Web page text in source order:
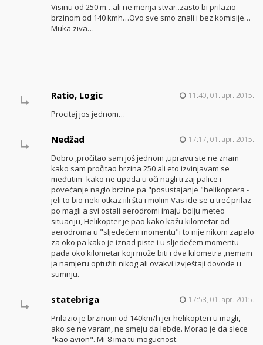
Visinu od 250 m…ali ne menja stvar..zasto bi prilazio
brzinom od 140 kmh…Ovo sve smo znali i bez komisije…
Muka ziva…
Ratio, Logic 11:40, 01. apr. 2015.
Procitaj jos jednom…
Nedžad 17:17, 01. apr. 2015.
Dobro ,pročitao sam još jednom ,upravu ste ne znam
kako sam pročitao brzina 250 ali eto izvinjavam se
međutim -kako ne upada u oči nagli trzaj palice i
povećanje naglo brzine pa "posustajanje "helikoptera -
jeli to bio neki otkaz iili šta i molim Vas ide se u treć prilaz
po magli a svi ostali aerodromi imaju bolju meteo
situaciju,.Helikopter je pao kako kažu kilometar od
aerodroma u "sljedećem momentu"i to nije nikom zapalo
za oko pa kako je iznad piste i u sljedećem momentu
pada oko kilometar koji može biti i dva kilometra ,nemam
ja namjeru optužiti nikog ali ovakvi izvještaji dovode u
sumnju.
statebriga 17:58, 01. apr. 2015.
Prilazio je brzinom od 140km/h jer helikopteri u magli,
ako se ne varam, ne smeju da lebde. Morao je da slece
"kao avion". Mi-8 ima tu mogucnost.